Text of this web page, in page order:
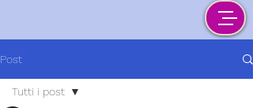
Post
Tutti i post